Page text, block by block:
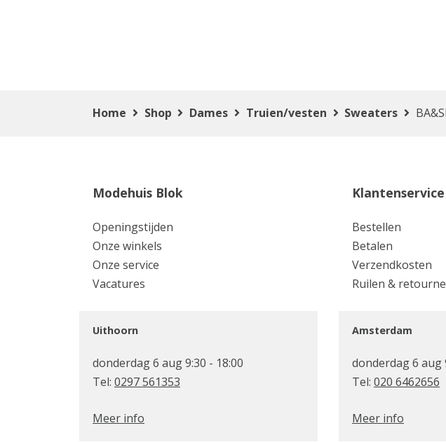
Home Shop Dames Truien/vesten Sweaters
Modehuis Blok
Openingstijden
Onze winkels
Onze service
Vacatures
Klantenservice
Bestellen
Betalen
Verzendkosten
Ruilen &
Uithoorn
donderdag 6 aug 9:30 - 18:00
Tel: 0297 561353
Meer info
Amsterdam
donderdag 6 aug
Tel: 020 6462656
Meer info